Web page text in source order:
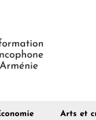
Arts et